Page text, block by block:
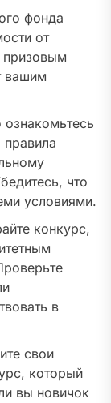
фонда
от
призовым
вашим
ознакомьтесь
что
условиями.
конкурс,
в
свои
который
вы новичок